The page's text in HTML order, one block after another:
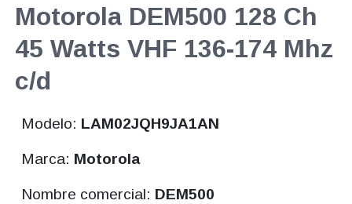
Motorola DEM500 128 Ch
45 Watts VHF 136-174 Mhz
c/d
Modelo: LAM02JQH9JA1AN
Marca: Motorola
Nombre comercial: DEM500